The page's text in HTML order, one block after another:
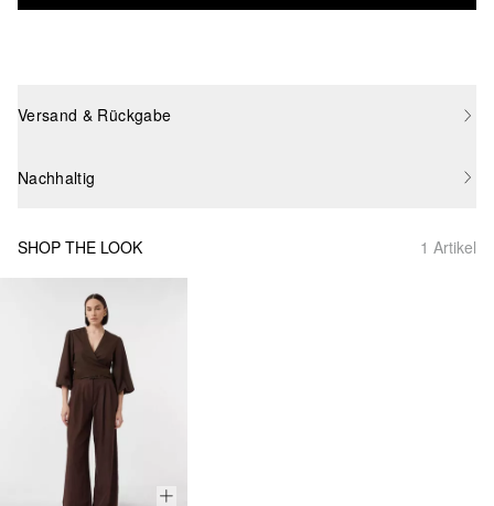
Versand & Rückgabe
Nachhaltig
SHOP THE LOOK 1 Artikel